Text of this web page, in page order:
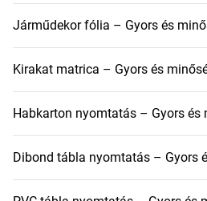
Járműdekor fólia – Gyors és
Kirakat matrica – Gyors és
Habkarton nyomtatás – Gyors és
Dibond tábla nyomtatás – Gyors